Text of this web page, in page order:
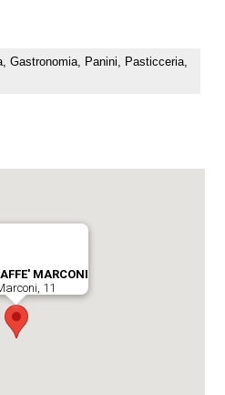
Gastronomia, Panini, Pasticceria,